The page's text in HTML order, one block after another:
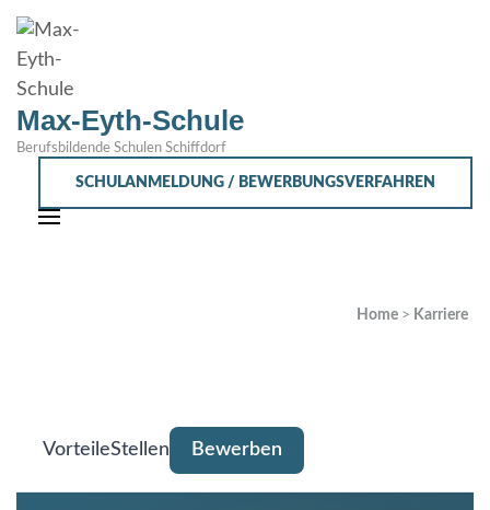
Max-Eyth-Schule
Berufsbildende Schulen Schiffdorf
SCHULANMELDUNG / BEWERBUNGSVERFAHREN
Home > Karriere
VorteileStellen Bewerben